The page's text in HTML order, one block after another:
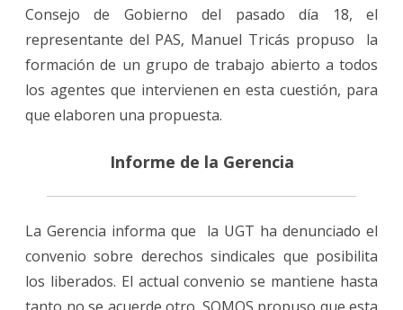
Consejo de Gobierno del pasado día 18, el
representante del PAS, Manuel Tricás propuso la
formación de un grupo de trabajo abierto a todos
los agentes que intervienen en esta cuestión, para
que elaboren una propuesta.
Informe de la Gerencia
La Gerencia informa que la UGT ha denunciado el
convenio sobre derechos sindicales que posibilita
los liberados. El actual convenio se mantiene hasta
tanto no se acuerde otro. SOMOS propuso que esta